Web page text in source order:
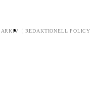
ARKIV REDAKTIONELL POLICY